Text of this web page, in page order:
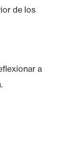
de los
a